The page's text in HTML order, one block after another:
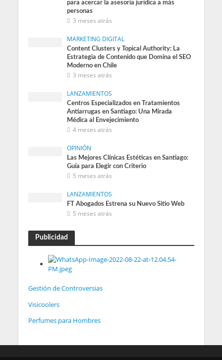
para acercar la asesoría jurídica a más
personas
3 meses atrás
MARKETING DIGITAL
Content Clusters y Topical Authority: La
Estrategia de Contenido que Domina el SEO
Moderno en Chile
3 meses atrás
LANZAMIENTOS
Centros Especializados en Tratamientos
Antiarrugas en Santiago: Una Mirada
Médica al Envejecimiento
4 meses atrás
OPINIÓN
Las Mejores Clínicas Estéticas en Santiago:
Guía para Elegir con Criterio
5 meses atrás
LANZAMIENTOS
FT Abogados Estrena su Nuevo Sitio Web
5 meses atrás
Publicidad
Gestión de Controversias
Visicoolers
Perfumes para Hombres